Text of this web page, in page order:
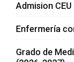
Admision
Enfermería
Grado de